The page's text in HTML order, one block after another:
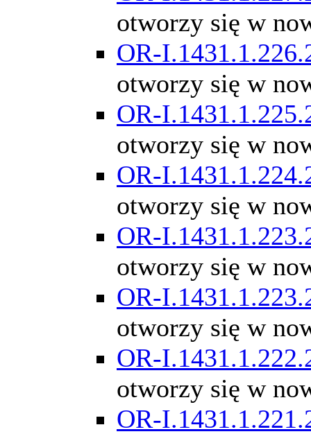
otworzy się w
OR-
otworzy się w
OR-
otworzy się w
OR-
otworzy się w
OR-
otworzy się w
OR-
otworzy się w
OR-
otworzy się w
OR-